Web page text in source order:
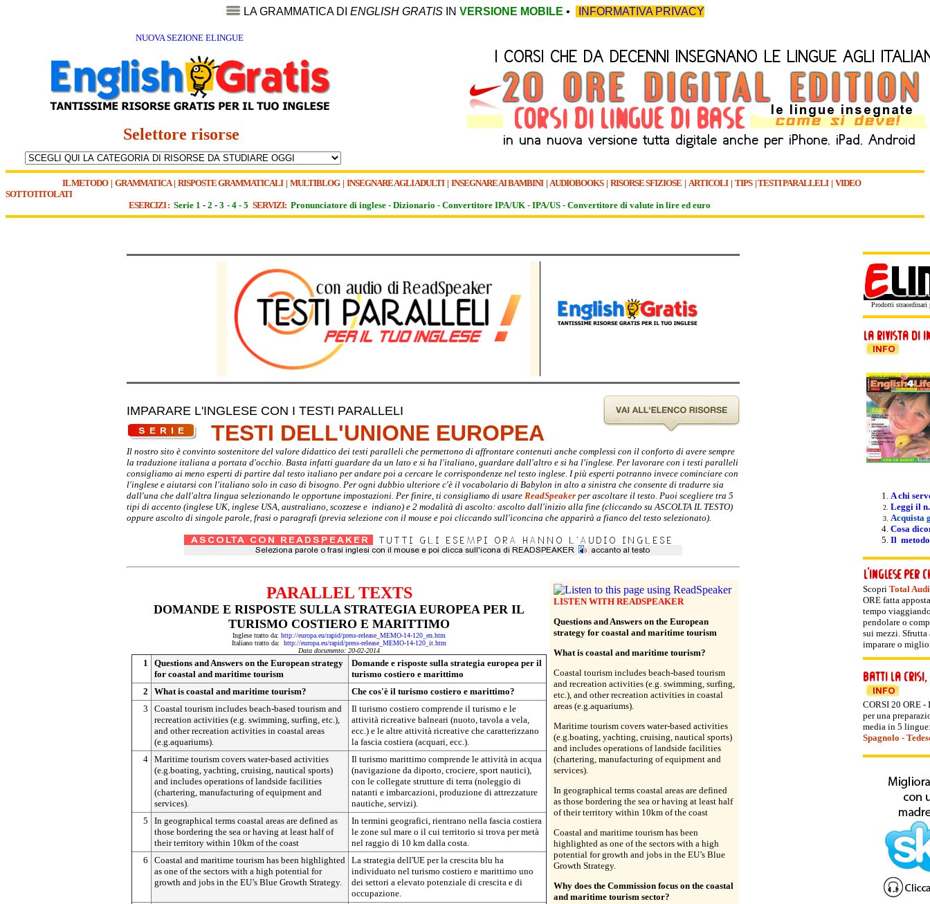
LA GRAMMATICA DI ENGLISH GRATIS IN VERSIONE MOBILE • INFORMATIVA PRIVACY
NUOVA SEZIONE ELINGUE
Selettore risorse
IL METODO| GRAMMATICA| RISPOSTE GRAMMATICALI| MULTIBLOG| INSEGNARE AGLI ADULTI | INSEGNARE AI BAMBINI| AUDIOBOOKS| RISORSE SFIZIOSE | ARTICOLI| TIPS|TESTI PARALLELI| VIDEO
SOTTOTITOLATI
ESERCIZI : Serie 1 - 2 - 3 - 4 - 5 SERVIZI: Pronunciatore di inglese - Dizionario - Convertitore IPA/UK - IPA/US - Convertitore di valute in lire ed euro
IMPARARE L'INGLESE CON I TESTI PARALLELI
TESTI DELL'UNIONE EUROPEA
Il nostro sito è convinto sostenitore del valore didattico dei testi paralleli che permettono di affrontare contenuti anche complessi con il conforto di avere sempre
la traduzione italiana a portata d'occhio. Basta infatti guardare da un lato e si ha l'italiano, guardare dall'altro e si ha l'inglese. Per lavorare con i testi paralleli
consigliamo ai meno esperti di partire dal testo italiano per andare poi a cercare le corrispondenze nel testo inglese. I più esperti potranno invece cominciare con
l'inglese e aiutarsi con l'italiano solo in caso di bisogno. Per ogni dubbio ulteriore c'è il vocabolario di Babylon in alto a sinistra che consente di tradurre sia
dall'una che dall'altra lingua selezionando le opportune impostazioni. Per finire, ti consigliamo di usare ReadSpeaker per ascoltare il testo. Puoi scegliere tra 5
tipi di accento (inglese UK, inglese USA, australiano, scozzese e indiano) e 2 modalità di ascolto: ascolto dall'inizio alla fine (cliccando su ASCOLTA IL TESTO)
oppure ascolto di singole parole, frasi o paragrafi (previa selezione con il mouse e poi cliccando sull'iconcina che apparirà a fianco del testo selezionato).
PARALLEL TEXTS
DOMANDE E RISPOSTE SULLA STRATEGIA EUROPEA PER IL
TURISMO COSTIERO E MARITTIMO
Inglese tratto da: http://europa.eu/rapid/press-release_MEMO-14-120_en.htm
Italiano tratto da: http://europa.eu/rapid/press-release_MEMO-14-120_it.htm
Data documento: 20-02-2014
1
Questions and Answers on the European strategy
for coastal and maritime tourism
Domande e risposte sulla strategia europea per il
turismo costiero e marittimo
2
What is coastal and maritime tourism?
Che cos'è il turismo costiero e marittimo?
3
Coastal tourism includes beach-based tourism and
recreation activities (e.g. swimming, surfing, etc.),
and other recreation activities in coastal areas
(e.g.aquariums).
Il turismo costiero comprende il turismo e le
attività ricreative balneari (nuoto, tavola a vela,
ecc.) e le altre attività ricreative che caratterizzano
la fascia costiera (acquari, ecc.).
4 Maritime tourism covers water-based activities
(e.g.boating, yachting, cruising, nautical sports)
and includes operations of landside facilities
(chartering, manufacturing of equipment and
services).
Il turismo marittimo comprende le attività in acqua
(navigazione da diporto, crociere, sport nautici),
con le collegate strutture di terra (noleggio di
natanti e imbarcazioni, produzione di attrezzature
nautiche, servizi).
5
In geographical terms coastal areas are defined as
those bordering the sea or having at least half of
their territory within 10km of the coast
In termini geografici, rientrano nella fascia costiera
le zone sul mare o il cui territorio si trova per metà
nel raggio di 10 km dalla costa.
6
Coastal and maritime tourism has been highlighted
as one of the sectors with a high potential for
growth and jobs in the EU’s Blue Growth Strategy.
La strategia dell'UE per la crescita blu ha
individuato nel turismo costiero e marittimo uno
dei settori a elevato potenziale di crescita e di
occupazione.
LISTEN WITH READSPEAKER
Questions and Answers on the European
strategy for coastal and maritime tourism
What is coastal and maritime tourism?
Coastal tourism includes beach-based tourism
and recreation activities (e.g. swimming, surfing,
etc.), and other recreation activities in coastal
areas (e.g.aquariums).
Maritime tourism covers water-based activities
(e.g.boating, yachting, cruising, nautical sports)
and includes operations of landside facilities
(chartering, manufacturing of equipment and
services).
In geographical terms coastal areas are defined
as those bordering the sea or having at least half
of their territory within 10km of the coast
Coastal and maritime tourism has been
highlighted as one of the sectors with a high
potential for growth and jobs in the EU’s Blue
Growth Strategy.
Why does the Commission focus on the coastal
and maritime tourism sector?
Prodotti straordinari
A chi
Leggi il
Acquista
Cosa
Il metodo
Scopri Total
ORE fatta
tempo
pendolare o
sui mezzi.
imparare o
CORSI 20 ORE
per una
media in 5
Spagnolo -